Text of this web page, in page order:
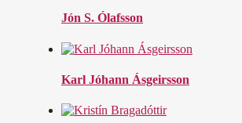
Jón S. Ólafsson
Karl Jóhann Ásgeirsson